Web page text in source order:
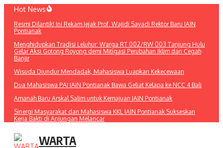
Lewati
konten
Hot News
Resmi Dilantik! Ini Rekam Jejak Prof. Wajidi Sayadi Rektor Baru IAIN
Pontianak
Menghidupkan Tradisi Leluhur: Warga RT 002/RW 003 Tanjung Hulu
Gelar Aksi Gotong Royong demi Mitigasi Perubahan Iklim dan Cegah
Banjir
Wisuda Diundur Mendadak, Mahasiswa Luapkan Kekecewaan
Dua Mahasiswa PAI IAIN Pontianak Bawa Geliat Kelapa ke NCC 4 Bali
Amanah Baru Arskal Salim untuk Kemajuan IAIN Pontianak
Sinergi Masyarakat dan Mahasiswa KKL IAIN Pontianak Sukseskan
Kerja Bakti di Anjungan Melancar
WARTA